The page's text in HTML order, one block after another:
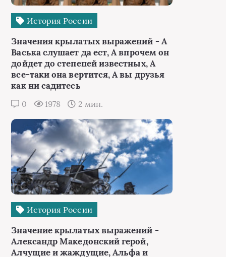
История России
Значения крылатых выражений - А
Васька слушает да ест, А впрочем он
дойдет до степепей известных, А
все-таки она вертится, А вы друзья
как ни садитесь
0 1978 2 мин.
История России
Значение крылатых выражений -
Александр Македонский герой,
Алчущие и жаждущие, Альфа и